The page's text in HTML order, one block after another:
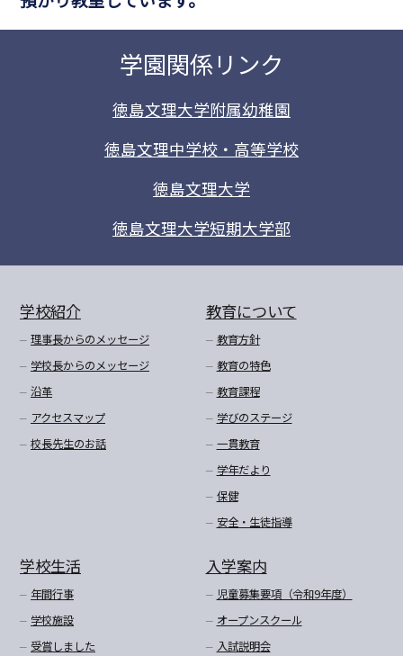
学園関係リンク
徳島文理大学附属幼稚園
徳島文理中学校・高等学校
徳島文理大学
徳島文理大学短期大学部
学校紹介
理事長からのメッセージ
学校長からのメッセージ
沿革
アクセスマップ
校長先生のお話
教育について
教育方針
教育の特色
教育課程
学びのステージ
一貫教育
学年だより
保健
安全・生徒指導
学校生活
年間行事
学校施設
受賞しました
入学案内
児童募集要項（令和9年度）
オープンスクール
入試説明会